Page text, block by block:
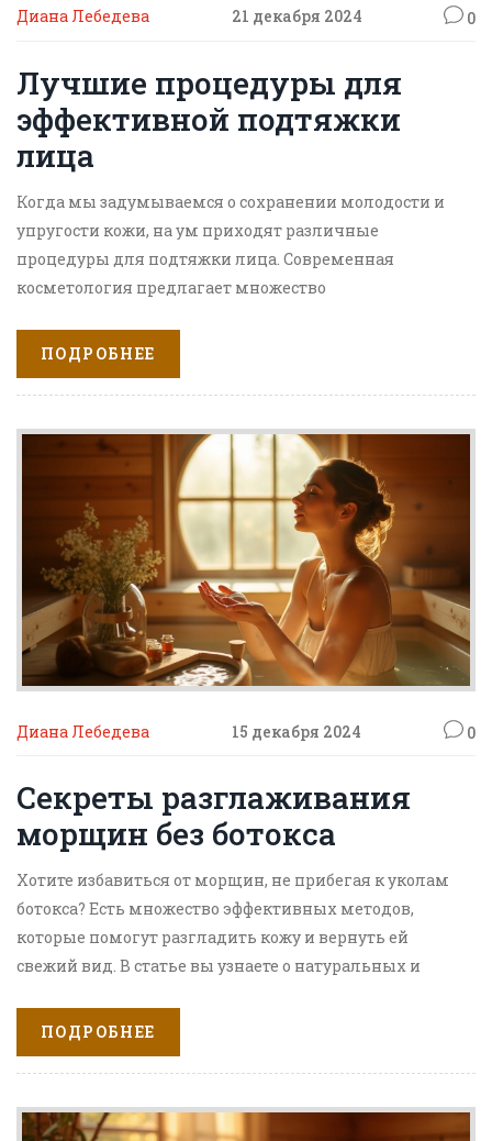
Диана Лебедева 21 декабря 2024 0
Лучшие процедуры для
эффективной подтяжки
лица
Когда мы задумываемся о сохранении молодости и
упругости кожи, на ум приходят различные
процедуры для подтяжки лица. Современная
косметология предлагает множество
улучшения овалa лица, а также для предотвращения
хирургии до неинвазивных методик — выбор
настолько большой, что может сбить с толку каждого.
Поэтому важно разобраться, какие технологии
наиболее эффективны и безопасны, чтобы добиться
наиболее впечатляющих результатов.
ПОДРОБНЕЕ
Диана Лебедева 15 декабря 2024 0
Секреты разглаживания
морщин без ботокса
Хотите избавиться от морщин, не прибегая к уколам
ботокса? Есть множество эффективных методов,
которые помогут разгладить кожу и вернуть ей
свежий вид. В статье вы узнаете о натуральных и
морщинами, а также о том, как правильно ухаживать
за кожей в домашних условиях. Обсудим мифы,
связанные с уходом за кожей, и разберем, какие
привычки помогут сохранить молодость.
ПОДРОБНЕЕ